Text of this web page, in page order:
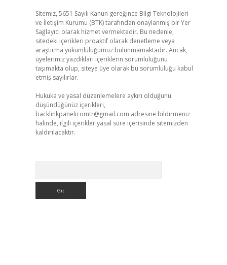
Sitemiz, 5651 Sayılı Kanun gereğince Bilgi Teknolojileri
ve İletişim Kurumu (BTK) tarafından onaylanmış bir Yer
Sağlayıcı olarak hizmet vermektedir. Bu nedenle,
sitedeki içerikleri proaktif olarak denetleme veya
araştırma yükümlülüğümüz bulunmamaktadır. Ancak,
üyelerimiz yazdıkları içeriklerin sorumluluğunu
taşımakta olup, siteye üye olarak bu sorumluluğu kabul
etmiş sayılırlar.
Hukuka ve yasal düzenlemelere aykırı olduğunu
düşündüğünüz içerikleri,
backlinkpanelicomtr@gmail.com adresine bildirmeniz
halinde, ilgili içerikler yasal süre içerisinde sitemizden
kaldırılacaktır.